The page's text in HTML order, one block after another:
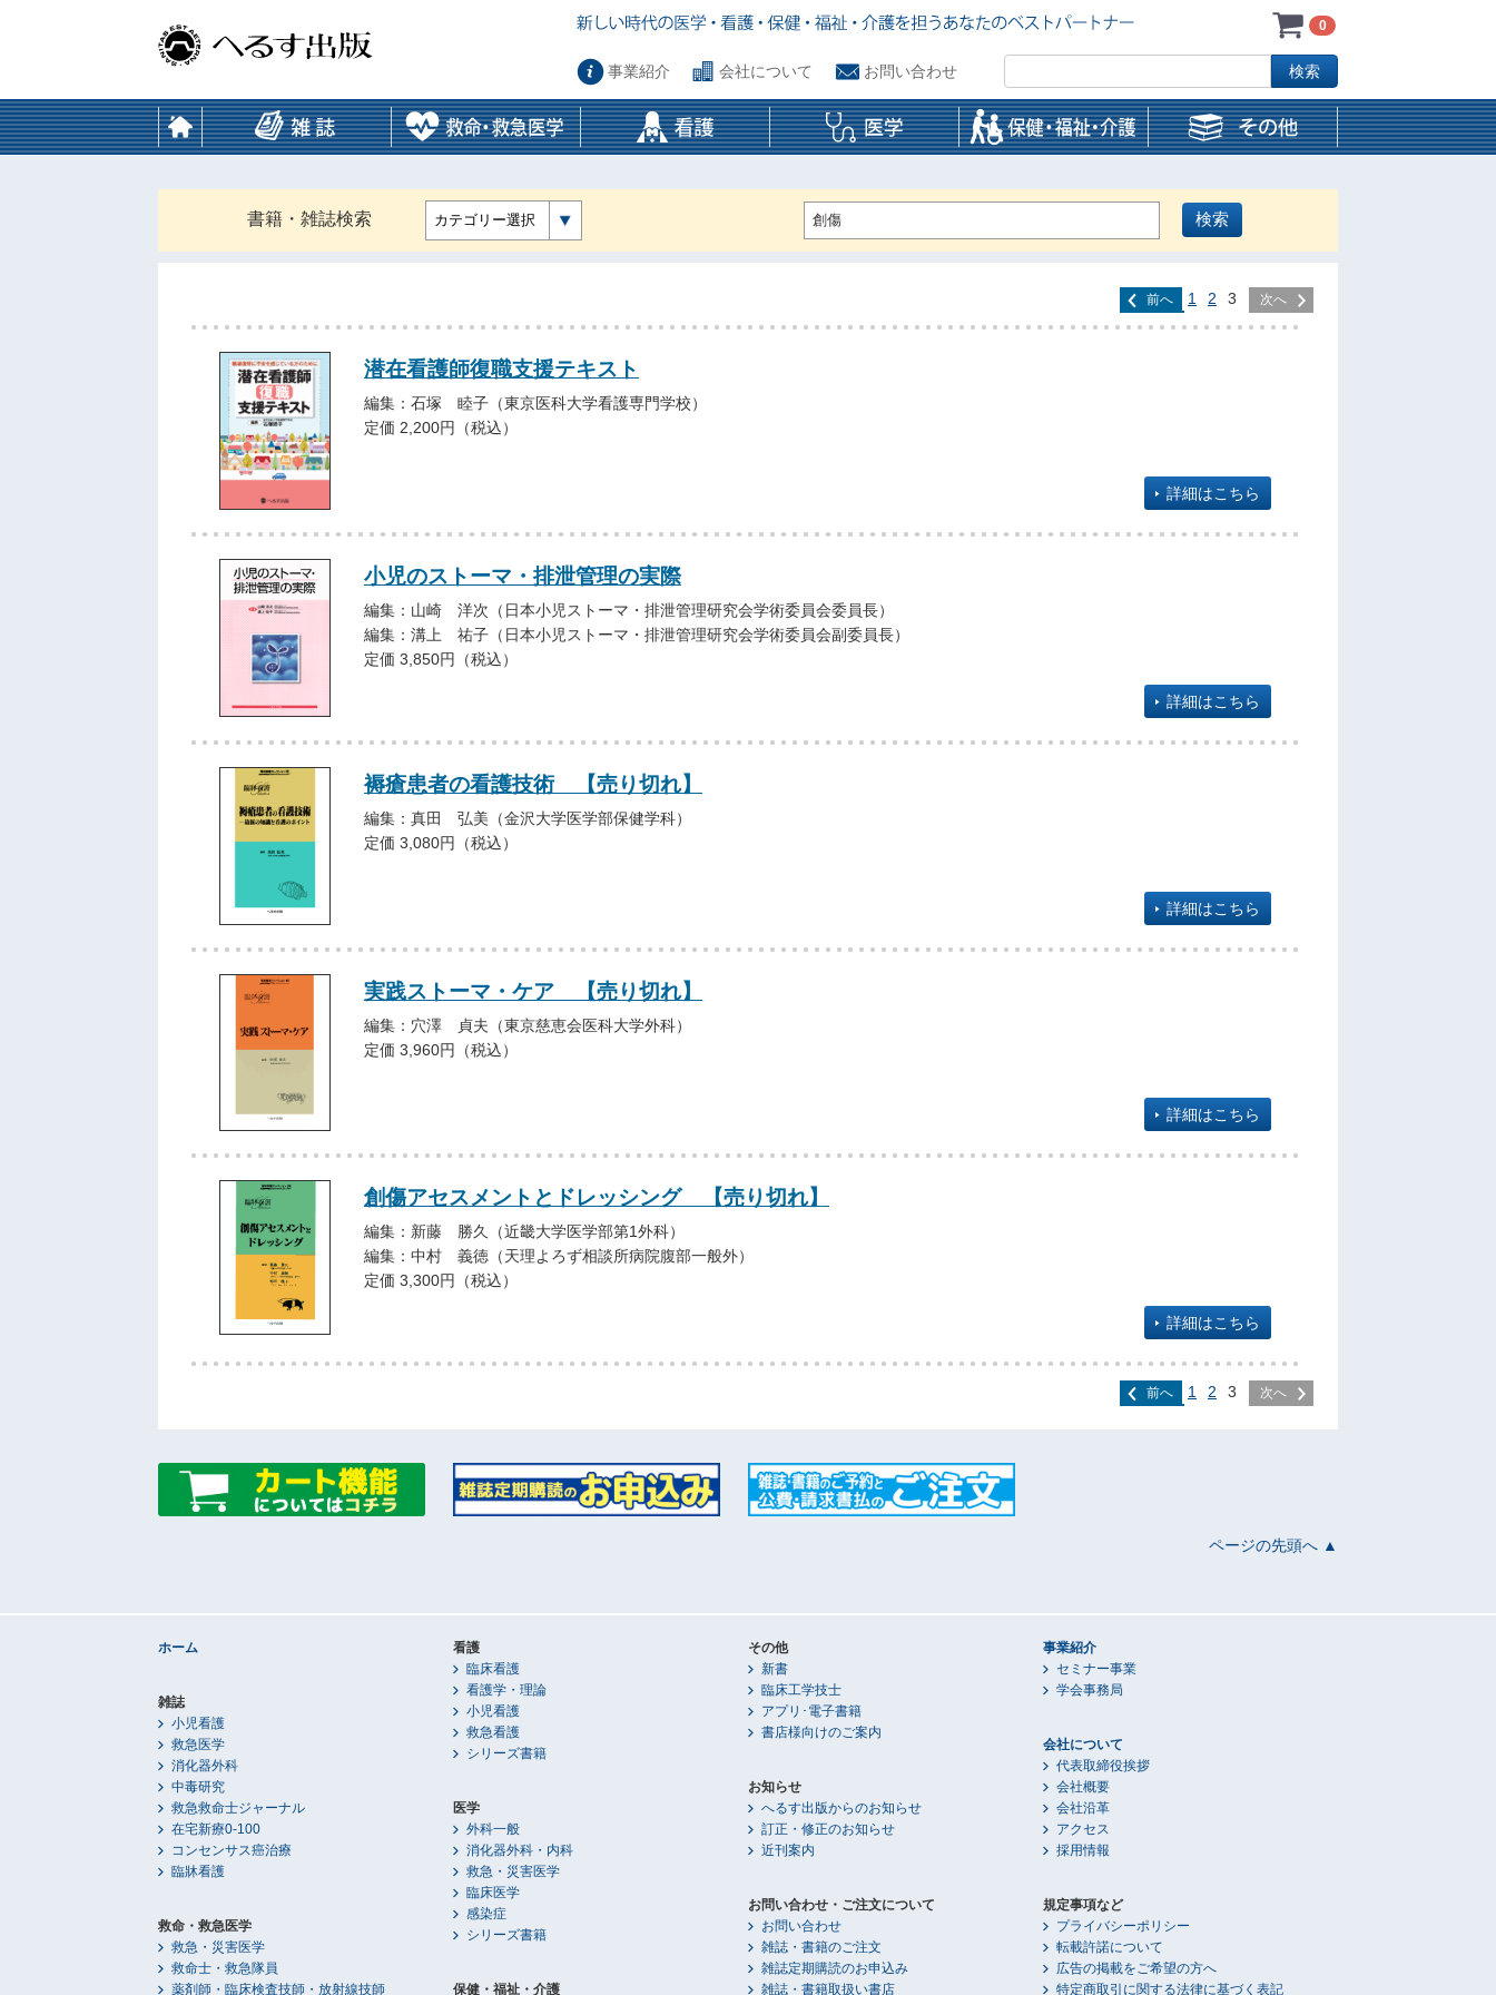
0
事業紹介 会社について お問い合わせ
書籍・雑誌検索 カテゴリー選択
前へ 1 2 3 次へ
潜在看護師復職支援テキスト
編集：石塚 睦子（東京医科大学看護専門学校）
定価 2,200円（税込）
詳細はこちら
小児のストーマ・排泄管理の実際
編集：山崎 洋次（日本小児ストーマ・排泄管理研究会学術委員会委員長）
編集：溝上 祐子（日本小児ストーマ・排泄管理研究会学術委員会副委員長）
定価 3,850円（税込）
詳細はこちら
褥瘡患者の看護技術 【売り切れ】
編集：真田 弘美（金沢大学医学部保健学科）
定価 3,080円（税込）
詳細はこちら
実践ストーマ・ケア 【売り切れ】
編集：穴澤 貞夫（東京慈恵会医科大学外科）
定価 3,960円（税込）
詳細はこちら
創傷アセスメントとドレッシング 【売り切れ】
編集：新藤 勝久（近畿大学医学部第1外科）
編集：中村 義徳（天理よろず相談所病院腹部一般外）
定価 3,300円（税込）
詳細はこちら
前へ 1 2 3 次へ
ページの先頭へ ▲
ホーム
雑誌
小児看護
救急医学
消化器外科
中毒研究
救急救命士ジャーナル
在宅新療0-100
コンセンサス癌治療
臨牀看護
救命・救急医学
救急・災害医学
救命士・救急隊員
薬剤師・臨床検査技師・放射線技師
看護
臨床看護
看護学・理論
小児看護
救急看護
シリーズ書籍
医学
外科一般
消化器外科・内科
救急・災害医学
臨床医学
感染症
シリーズ書籍
保健・福祉・介護
その他
新書
臨床工学技士
アプリ･電子書籍
書店様向けのご案内
お知らせ
へるす出版からのお知らせ
訂正・修正のお知らせ
近刊案内
お問い合わせ・ご注文について
お問い合わせ
雑誌・書籍のご注文
雑誌定期購読のお申込み
雑誌・書籍取扱い書店
事業紹介
セミナー事業
学会事務局
会社について
代表取締役挨拶
会社概要
会社沿革
アクセス
採用情報
規定事項など
プライバシーポリシー
転載許諾について
広告の掲載をご希望の方へ
特定商取引に関する法律に基づく表記